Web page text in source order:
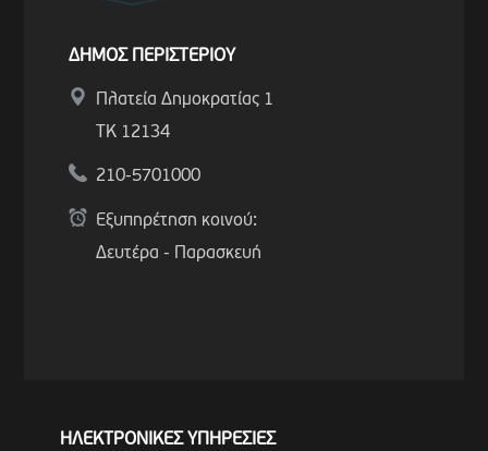
ΔΗΜΟΣ ΠΕΡΙΣΤΕΡΙΟΥ
Πλατεία Δημοκρατίας 1
ΤΚ 12134
210-5701000
Εξυπηρέτηση κοινού:
Δευτέρα - Παρασκευή
ΗΛΕΚΤΡΟΝΙΚΕΣ ΥΠΗΡΕΣΙΕΣ